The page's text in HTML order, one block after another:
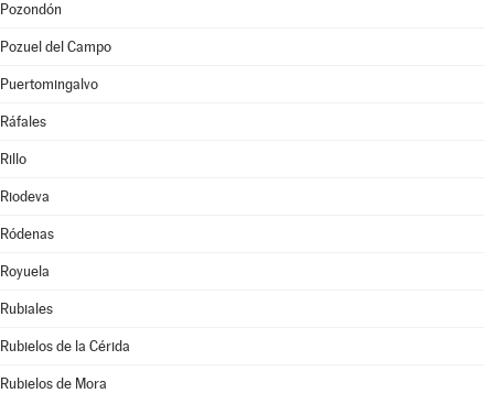
Pozondón
Pozuel del Campo
Puertomingalvo
Ráfales
Rillo
Riodeva
Ródenas
Royuela
Rubiales
Rubielos de la Cérida
Rubielos de Mora